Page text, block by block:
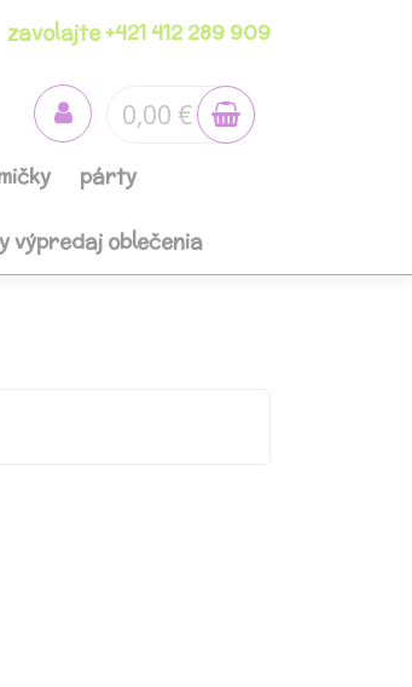
zavolajte +421 412 289 909
0,00 €
párty
výpredaj oblečenia